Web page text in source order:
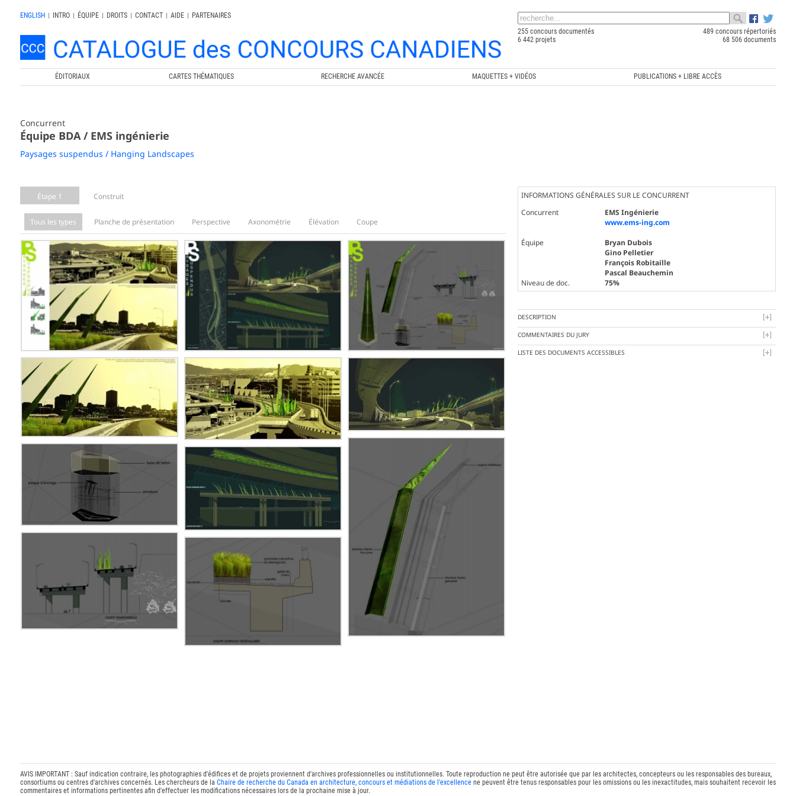
ENGLISH | INTRO | ÉQUIPE | DROITS | CONTACT | AIDE |
PARTENAIRES
255 concours documentés
489 concours répertoriés
6 442 projets
68 506 documents
ÉDITORIAUX CARTES THÉMATIQUES RECHERCHE AVANCÉE MAQUETTES + VIDÉOS PUBLICATIONS + LIBRE ACCÈS
Concurrent
Équipe BDA / EMS ingénierie
Paysages suspendus / Hanging Landscapes
Étape 1 Construit
Tous les types Planche de présentation Perspective Axonométrie Élévation Coupe
INFORMATIONS GÉNÉRALES SUR LE CONCURRENT
Concurrent
EMS Ingénierie
www.ems-ing.com
Équipe
Bryan Dubois
Gino Pelletier
François Robitaille
Pascal Beauchemin
Niveau de doc.
75%
DESCRIPTION
COMMENTAIRES DU JURY
LISTE DES DOCUMENTS ACCESSIBLES
AVIS IMPORTANT : Sauf indication contraire, les photographies d'édifices et de projets proviennent d'archives professionnelles ou institutionnelles. Toute reproduction ne peut être autorisée que par les architectes, concepteurs ou les responsables des bureaux,
consortiums ou centres d'archives concernés. Les chercheurs de la Chaire de recherche du Canada en architecture, concours et médiations de l'excellencene peuvent être tenus responsables pour les omissions ou les inexactitudes, mais souhaitent recevoir les
commentaires et informations pertinentes afin d'effectuer les modifications nécessaires lors de la prochaine mise à jour.